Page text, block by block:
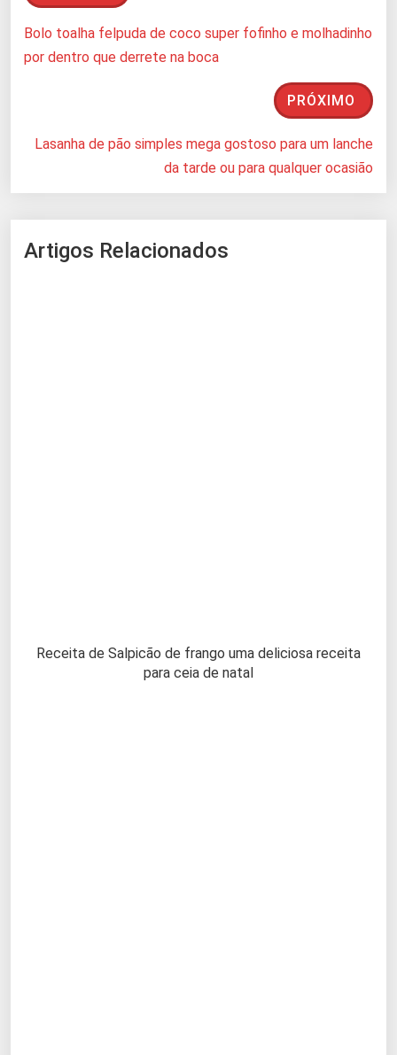
Bolo toalha felpuda de coco super fofinho e molhadinho
por dentro que derrete na boca
PRÓXIMO
Lasanha de pão simples mega gostoso para um lanche
da tarde ou para qualquer ocasião
Artigos Relacionados
Receita de Salpicão de frango uma deliciosa receita
para ceia de natal